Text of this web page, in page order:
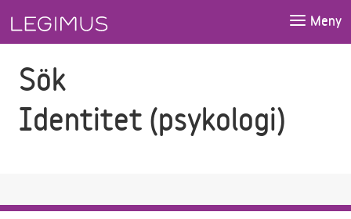
Meny
Sök
Identitet (psykologi)